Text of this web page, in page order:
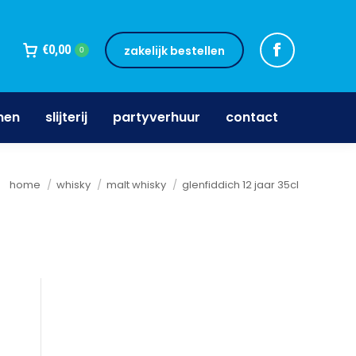
€0,00 0 zakelijk bestellen
slijterij partyverhuur contact
Je bent hier:
home whisky malt whisky glenfiddich 12 jaar 35cl